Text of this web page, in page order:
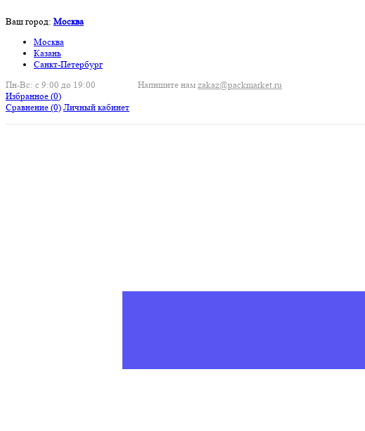
Ваш город: Москва
Москва
Казань
Санкт-Петербург
Пн-Вс: с 9:00 до 19:00
Напишите нам zakaz@packmarket.ru
Избранное (0)
Сравнение (0) Личный кабинет